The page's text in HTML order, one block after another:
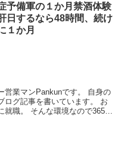
予備軍の１か月禁酒体験
日するなら48時間、続け
１か月
マンPankunです。 自身の
グ記事を書いています。 お
ので365日